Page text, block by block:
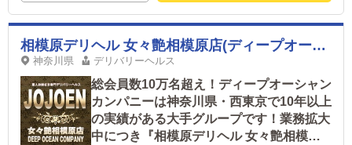
相模原デリヘル 女々艶相模原店(ディープオーシャンカンパニー)
神奈川県 デリバリーヘルス
総会員数10万名超え！ディープオーシャン
カンパニーは神奈川県・西東京で10年以上
の実績がある大手グループです！業務拡大
中につき『相模原デリヘル 女々艶相模原